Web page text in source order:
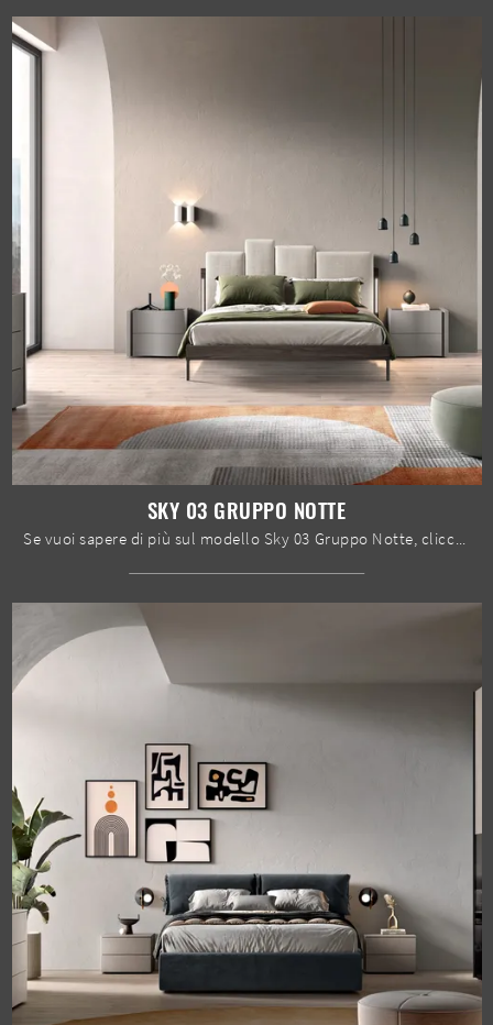
SKY 03 GRUPPO NOTTE
Se vuoi sapere di più sul modello Sky 03 Gruppo Notte, clicca e scopri i Comodini e comò Spar ideali per la tua zona del riposo.